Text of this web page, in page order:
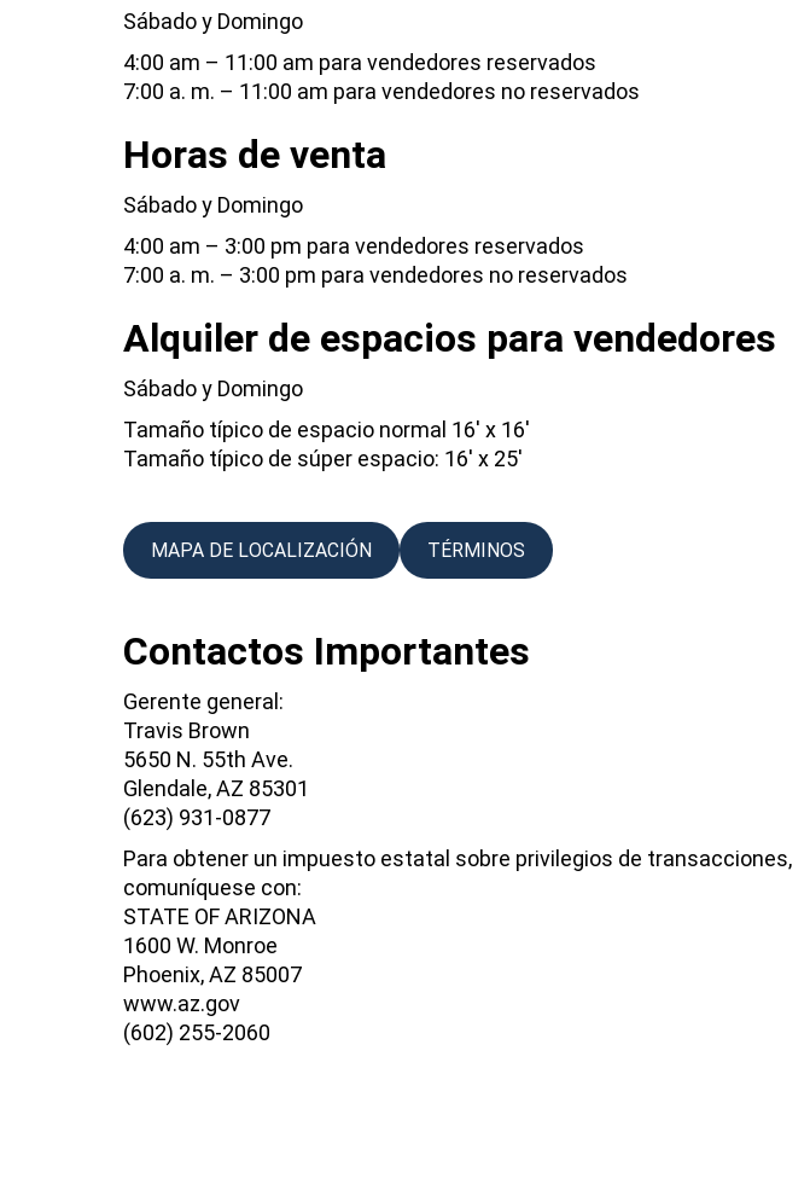
Sábado y Domingo
4:00 am – 11:00 am para vendedores reservados
7:00 a. m. – 11:00 am para vendedores no reservados
Horas de venta
Sábado y Domingo
4:00 am – 3:00 pm para vendedores reservados
7:00 a. m. – 3:00 pm para vendedores no reservados
Alquiler de espacios para vendedores
Sábado y Domingo
Tamaño típico de espacio normal 16′ x 16′
Tamaño típico de súper espacio: 16′ x 25′
MAPA DE LOCALIZACIÓN TÉRMINOS
Contactos Importantes
Gerente general:
Travis Brown
5650 N. 55th Ave.
Glendale, AZ 85301
(623) 931-0877
Para obtener un impuesto estatal sobre privilegios de transacciones,
comuníquese con:
STATE OF ARIZONA
1600 W. Monroe
Phoenix, AZ 85007
www.az.gov
(602) 255-2060